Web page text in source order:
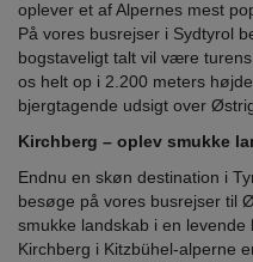
oplever et af Alpernes mest
På vores busrejser i Sydtyrol
bogstaveligt talt vil være
os helt op i 2.200 meters
bjergtagende udsigt over
Kirchberg – oplev smukke
Endnu en skøn destination i
besøge på vores busrejser til
smukke landskab i en
Kirchberg i Kitzbühel-alperne